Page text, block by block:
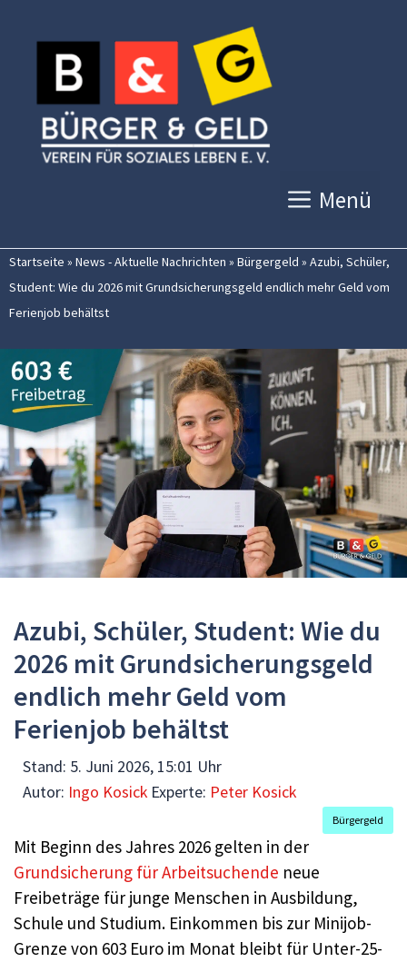
Inhalt
springen
Menü
Startseite » News - Aktuelle Nachrichten » Bürgergeld » Azubi, Schüler,
Student: Wie du 2026 mit Grundsicherungsgeld endlich mehr Geld vom
Ferienjob behältst
Azubi, Schüler, Student: Wie du
2026 mit Grundsicherungsgeld
endlich mehr Geld vom
Ferienjob behältst
Stand: 5. Juni 2026, 15:01 Uhr
Autor: Ingo Kosick Experte: Peter Kosick
Bürgergeld
Mit Beginn des Jahres 2026 gelten in der
Grundsicherung für Arbeitsuchende neue
Freibeträge für junge Menschen in Ausbildung,
Schule und Studium. Einkommen bis zur Minijob-
Grenze von 603 Euro im Monat bleibt für Unter-25-